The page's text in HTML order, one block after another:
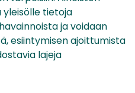
tietoja
ja voidaan
esiintymisen ajoittumista
lajeja